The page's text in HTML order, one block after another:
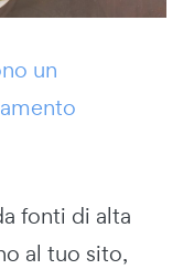
un
fonti di alta
al tuo sito,